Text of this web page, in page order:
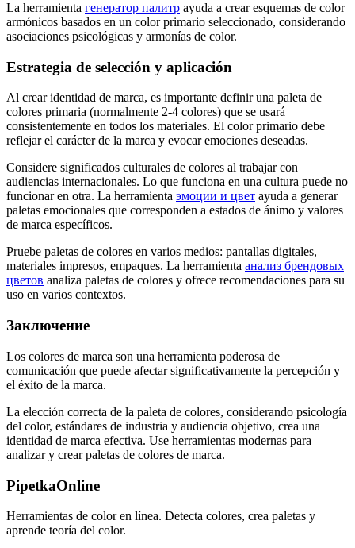
La herramienta генератор палитр ayuda a crear esquemas de color
armónicos basados en un color primario seleccionado, considerando
asociaciones psicológicas y armonías de color.
Estrategia de selección y aplicación
Al crear identidad de marca, es importante definir una paleta de
colores primaria (normalmente 2-4 colores) que se usará
consistentemente en todos los materiales. El color primario debe
reflejar el carácter de la marca y evocar emociones deseadas.
Considere significados culturales de colores al trabajar con
audiencias internacionales. Lo que funciona en una cultura puede no
funcionar en otra. La herramienta эмоции и цвет ayuda a generar
paletas emocionales que corresponden a estados de ánimo y valores
de marca específicos.
Pruebe paletas de colores en varios medios: pantallas digitales,
materiales impresos, empaques. La herramienta анализ брендовых
цветов analiza paletas de colores y ofrece recomendaciones para su
uso en varios contextos.
Заключение
Los colores de marca son una herramienta poderosa de
comunicación que puede afectar significativamente la percepción y
el éxito de la marca.
La elección correcta de la paleta de colores, considerando psicología
del color, estándares de industria y audiencia objetivo, crea una
identidad de marca efectiva. Use herramientas modernas para
analizar y crear paletas de colores de marca.
PipetkaOnline
Herramientas de color en línea. Detecta colores, crea paletas y
aprende teoría del color.